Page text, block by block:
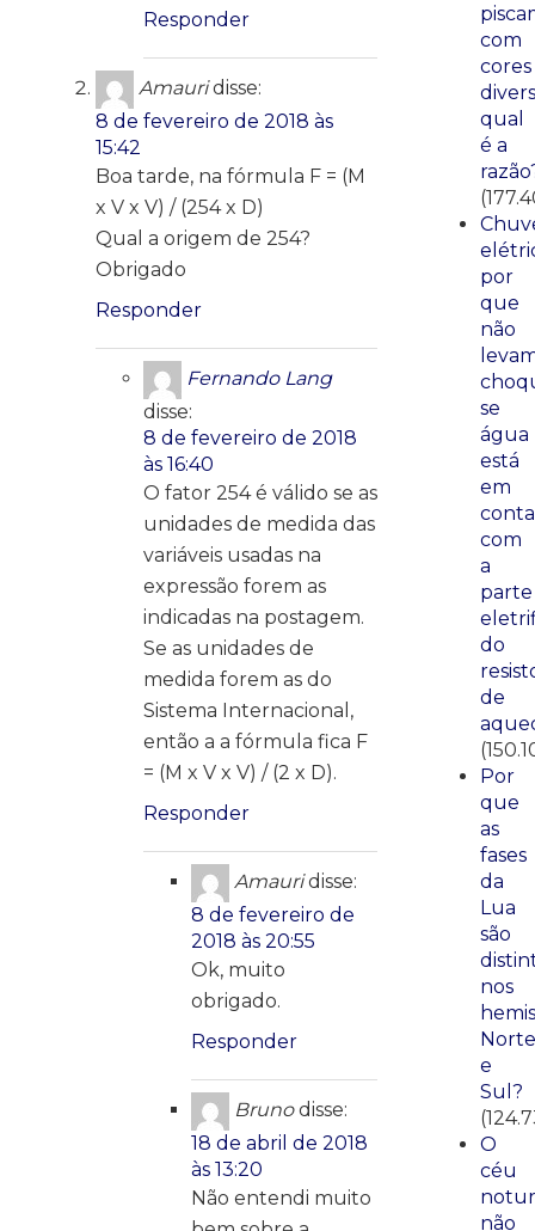
Responder
Amauri disse:
8 de fevereiro de 2018 às
15:42
Boa tarde, na fórmula F = (M
x V x V) / (254 x D)
Qual a origem de 254?
Obrigado
Responder
Fernando Lang
disse:
8 de fevereiro de 2018
às 16:40
O fator 254 é válido se as
unidades de medida das
variáveis usadas na
expressão forem as
indicadas na postagem.
Se as unidades de
medida forem as do
Sistema Internacional,
então a a fórmula fica F
= (M x V x V) / (2 x D).
Responder
Amauri disse:
8 de fevereiro de
2018 às 20:55
Ok, muito
obrigado.
Responder
Bruno disse:
18 de abril de 2018
às 13:20
Não entendi muito
com
cores
qual
é a
por
que
não
se
água
está
em
com
a
parte
do
de
Por
que
as
fases
da
Lua
são
nos
Norte
e
Sul?
O
céu
não